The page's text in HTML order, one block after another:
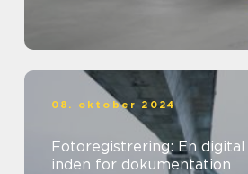
08. oktober 2024
Fotoregistrering: En
inden for dokumentation